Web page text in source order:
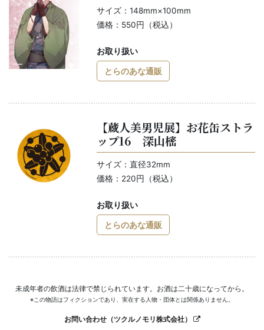
サイズ：148mm×100mm
価格：550円（税込）
お取り扱い
とらのあな通販
【蔵人美男児展】お花缶ストラ
ップ16 深山樒
サイズ：直径32mm
価格：220円（税込）
お取り扱い
とらのあな通販
未成年者の飲酒は法律で禁じられています。お酒は二十歳になってから。
※この物語はフィクションであり、実在する人物・団体とは関係ありません。
お問い合わせ（ツクルノモリ株式会社）